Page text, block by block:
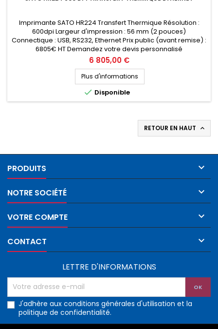
Imprimante SATO HR224 Transfert Thermique Résolution :
600dpi Largeur d'impression : 56 mm (2 pouces)
Connectique : USB, RS232, Ethernet Prix public (avant remise) :
6805€ HT Demandez votre devis personnalisé
Prix
6 805,00 €
Plus d'informations
 Disponible
RETOUR EN HAUT 
PRODUITS 
NOTRE SOCIÉTÉ 
VOTRE COMPTE 
CONTACT 
LETTRE D'INFORMATIONS
J'adhère aux conditions générales d'utilisation et la
politique de confidentialité.